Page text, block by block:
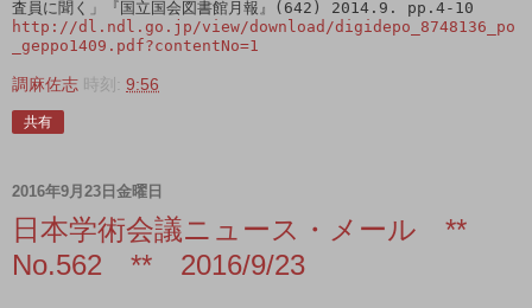
http://dl.ndl.go.jp/view/download/digidepo_8748136_po
_geppo1409.pdf?contentNo=1
調麻佐志 時刻: 9:56
共有
2016年9月23日金曜日
日本学術会議ニュース・メール **
No.562 ** 2016/9/23